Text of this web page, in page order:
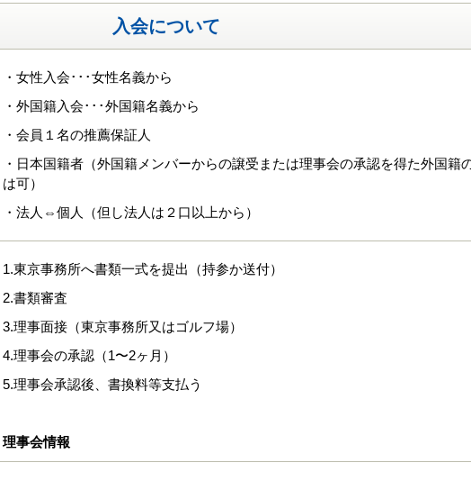
入会について
・女性入会･･･女性名義から
・外国籍入会･･･外国籍名義から
・会員１名の推薦保証人
・日本国籍者（外国籍メンバーからの譲受または理事会の承認を得た外国籍
は可）
・法人⇔個人（但し法人は２口以上から）
1.東京事務所へ書類一式を提出（持参か送付）
2.書類審査
3.理事面接（東京事務所又はゴルフ場）
4.理事会の承認（1〜2ヶ月）
5.理事会承認後、書換料等支払う
理事会情報